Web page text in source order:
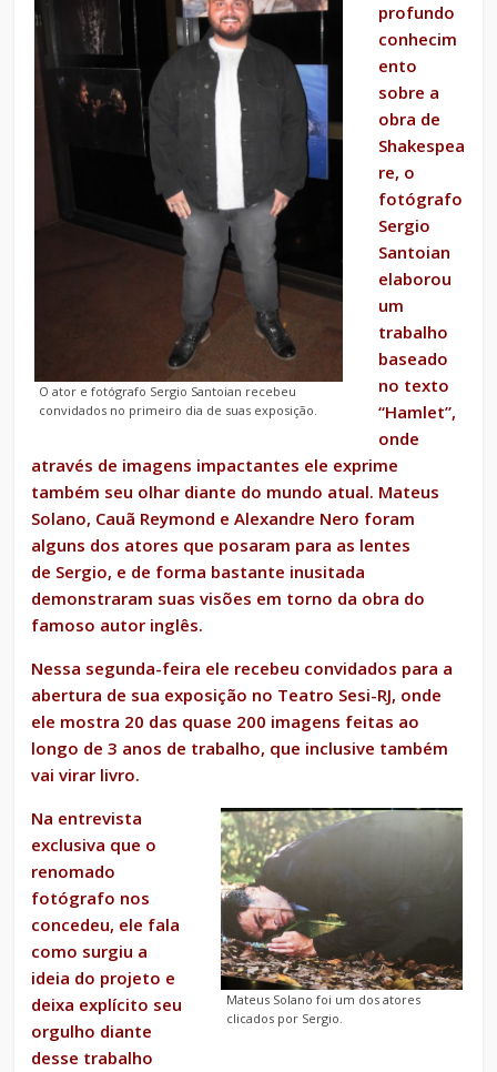
O ator e fotógrafo Sergio Santoian recebeu
convidados no primeiro dia de suas exposição.
profundo
conhecim
ento
sobre a
obra de
Shakespea
re, o
fotógrafo
Sergio
Santoian
elaborou
um
trabalho
baseado
no texto
“Hamlet”,
onde
através de imagens impactantes ele exprime
também seu olhar diante do mundo atual. Mateus
Solano, Cauã Reymond e Alexandre Nero foram
alguns dos atores que posaram para as lentes
de Sergio, e de forma bastante inusitada
demonstraram suas visões em torno da obra do
famoso autor inglês.
Nessa segunda-feira ele recebeu convidados para a
abertura de sua exposição no Teatro Sesi-RJ, onde
ele mostra 20 das quase 200 imagens feitas ao
longo de 3 anos de trabalho, que inclusive também
vai virar livro.
Mateus Solano foi um dos atores
clicados por Sergio.
Na entrevista
exclusiva que o
renomado
fotógrafo nos
concedeu, ele fala
como surgiu a
ideia do projeto e
deixa explícito seu
orgulho diante
desse trabalho